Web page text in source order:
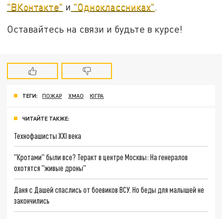
"ВКонтакте" и "Одноклассниках"
Оставайтесь на связи и будьте в курсе!
ТЕГИ: ПОЖАР ХМАО ЮГРА
ЧИТАЙТЕ ТАКЖЕ:
Технофашисты XXI века
"Кротами" были все? Теракт в центре Москвы: На генералов
охотятся "живые дроны"
Даня с Дашей спаслись от боевиков ВСУ. Но беды для малышей не
закончились